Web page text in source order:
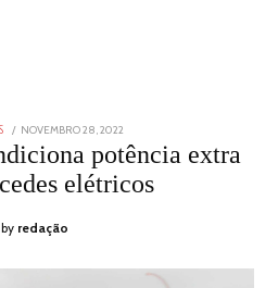
POSTED
ON
NOVEMBRO 28, 2022
28,
2022
potência extra
elétricos
by redação